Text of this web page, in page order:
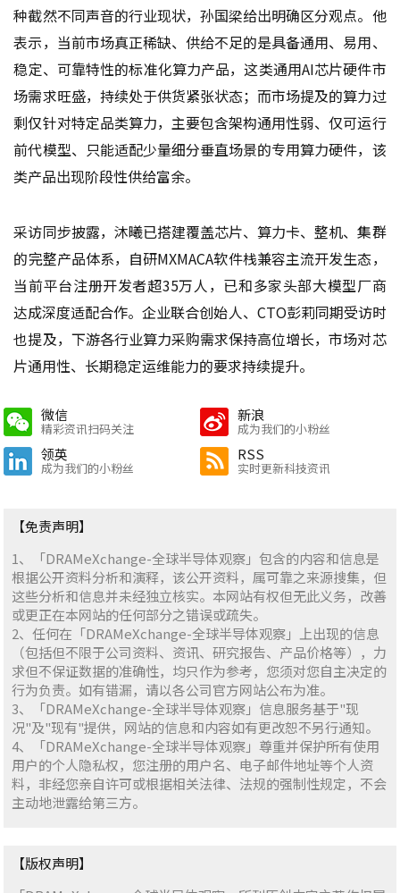
种截然不同声音的行业现状，孙国梁给出明确区分观点。他
表示，当前市场真正稀缺、供给不足的是具备通用、易用、
稳定、可靠特性的标准化算力产品，这类通用AI芯片硬件市
场需求旺盛，持续处于供货紧张状态；而市场提及的算力过
剩仅针对特定品类算力，主要包含架构通用性弱、仅可运行
前代模型、只能适配少量细分垂直场景的专用算力硬件，该
类产品出现阶段性供给富余。
采访同步披露，沐曦已搭建覆盖芯片、算力卡、整机、集群
的完整产品体系，自研MXMACA软件栈兼容主流开发生态，
当前平台注册开发者超35万人，已和多家头部大模型厂商
达成深度适配合作。企业联合创始人、CTO彭莉同期受访时
也提及，下游各行业算力采购需求保持高位增长，市场对芯
片通用性、长期稳定运维能力的要求持续提升。
微信
精彩资讯扫码关注
新浪
成为我们的小粉丝
领英
成为我们的小粉丝
RSS
实时更新科技资讯
【免责声明】
1、「DRAMeXchange-全球半导体观察」包含的内容和信息是
根据公开资料分析和演释，该公开资料，属可靠之来源搜集，但
这些分析和信息并未经独立核实。本网站有权但无此义务，改善
或更正在本网站的任何部分之错误或疏失。
2、任何在「DRAMeXchange-全球半导体观察」上出现的信息
（包括但不限于公司资料、资讯、研究报告、产品价格等），力
求但不保证数据的准确性，均只作为参考，您须对您自主决定的
行为负责。如有错漏，请以各公司官方网站公布为准。
3、「DRAMeXchange-全球半导体观察」信息服务基于"现
况"及"现有"提供，网站的信息和内容如有更改恕不另行通知。
4、「DRAMeXchange-全球半导体观察」尊重并保护所有使用
用户的个人隐私权，您注册的用户名、电子邮件地址等个人资
料，非经您亲自许可或根据相关法律、法规的强制性规定，不会
主动地泄露给第三方。
【版权声明】